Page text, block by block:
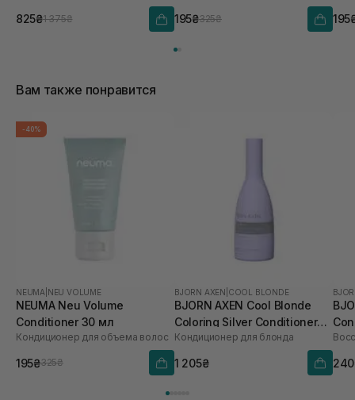
825₴1 375₴ 195₴325₴
Вам также понравится
-40%
NEUMA NEU VOLUME
NEUMA Neu Volume
Conditioner 30 мл
Кондиционер для объема волос
195₴325₴
BJORN AXEN COOL BLONDE
BJORN AXEN Cool Blonde
Coloring Silver Conditioner
250 мл
Кондиционер для блонда
1 205₴